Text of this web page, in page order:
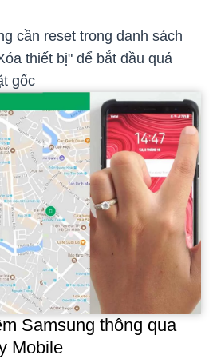
cần reset trong danh sách
thiết bị" để bắt đầu quá
gốc
Samsung thông qua
Mobile